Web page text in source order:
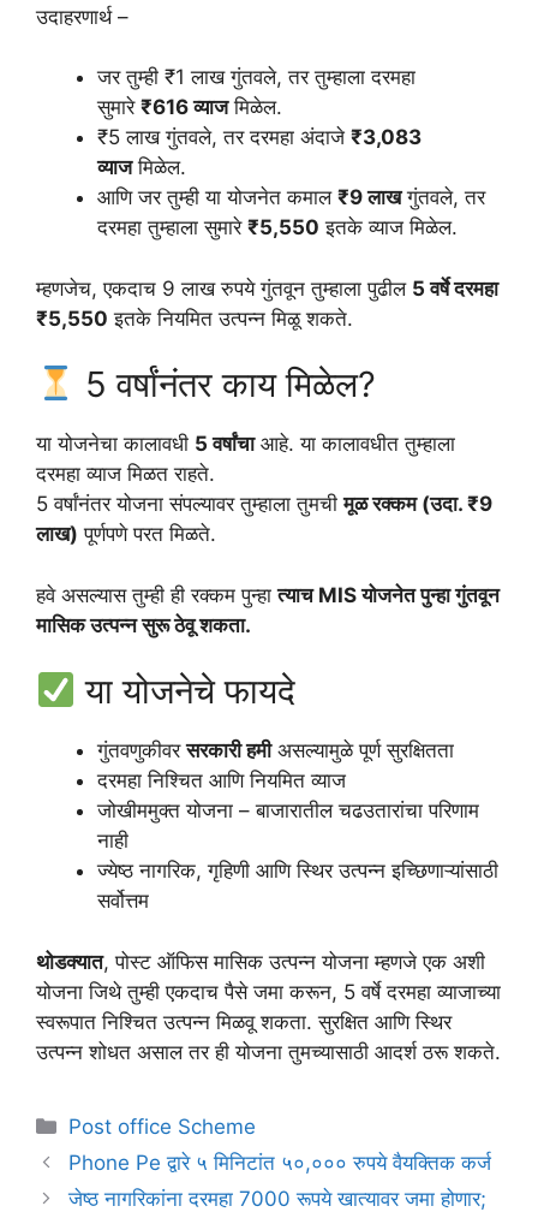
उदाहरणार्थ –
जर तुम्ही ₹1 लाख गुंतवले, तर तुम्हाला दरमहा
सुमारे ₹616 व्याजमिळेल.
₹5 लाख गुंतवले, तर दरमहा अंदाजे ₹3,083
व्याजमिळेल.
आणि जर तुम्ही या योजनेत कमाल ₹9 लाखगुंतवले, तर
दरमहा तुम्हाला सुमारे ₹5,550 इतके व्याज मिळेल.
म्हणजेच, एकदाच 9 लाख रुपये गुंतवून तुम्हाला पुढील 5 वर्षे दरमहा
₹5,550 इतके नियमित उत्पन्न मिळू शकते.
5 वर्षांनंतर काय मिळेल?
या योजनेचा कालावधी 5 वर्षांचाआहे. या कालावधीत तुम्हाला
दरमहा व्याज मिळत राहते.
5 वर्षांनंतर योजना संपल्यावर तुम्हाला तुमचीमूळ रक्कम (उदा. ₹9
लाख) पूर्णपणे परत मिळते.
हवे असल्यास तुम्ही ही रक्कम पुन्हात्याच MIS योजनेत पुन्हा गुंतवून
मासिक उत्पन्न सुरू ठेवू शकता.
या योजनेचे फायदे
गुंतवणुकीवरसरकारी हमीअसल्यामुळे पूर्ण सुरक्षितता
दरमहा निश्चित आणि नियमित व्याज
जोखीममुक्त योजना – बाजारातील चढउतारांचा परिणाम
नाही
ज्येष्ठ नागरिक, गृहिणी आणि स्थिर उत्पन्न इच्छिणाऱ्यांसाठी
सर्वोत्तम
थोडक्यात, पोस्ट ऑफिस मासिक उत्पन्न योजना म्हणजे एक अशी
योजना जिथे तुम्ही एकदाच पैसे जमा करून, 5 वर्षे दरमहा व्याजाच्या
स्वरूपात निश्चित उत्पन्न मिळवू शकता. सुरक्षित आणि स्थिर
उत्पन्न शोधत असाल तर ही योजना तुमच्यासाठी आदर्श ठरू शकते.
Categories
Post office Scheme
Phone Pe द्वारे ५ मिनिटांत ५०,००० रुपये वैयक्तिक कर्ज
जेष्ठ नागरिकांना दरमहा 7000 रूपये खात्यावर जमा होणार;